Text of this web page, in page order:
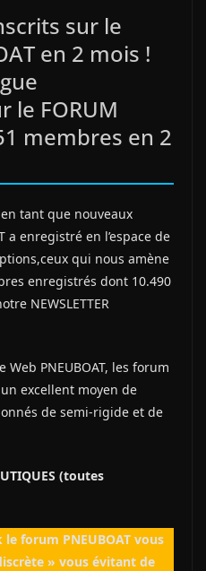
sur le
en 2 mois !
le FORUM
membres en 2
en tant que nouveaux
a enregistré en l’espace de
qui nous amène
enregistrés dont 10.490
NEWSLETTER
PNEUBOAT, les forum
excellent moyen de
de semi-rigide et de
(toutes
forum PNEUBOAT vous
» vous évitant de